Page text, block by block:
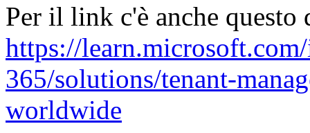
Per il link c'è anche questo
https://
365/solutions/tenant-
worldwide